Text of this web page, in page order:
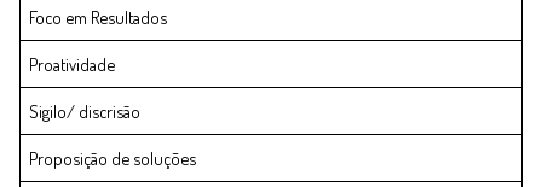
Foco em Resultados
Proatividade
Sigilo/ discrisão
Proposição de soluções